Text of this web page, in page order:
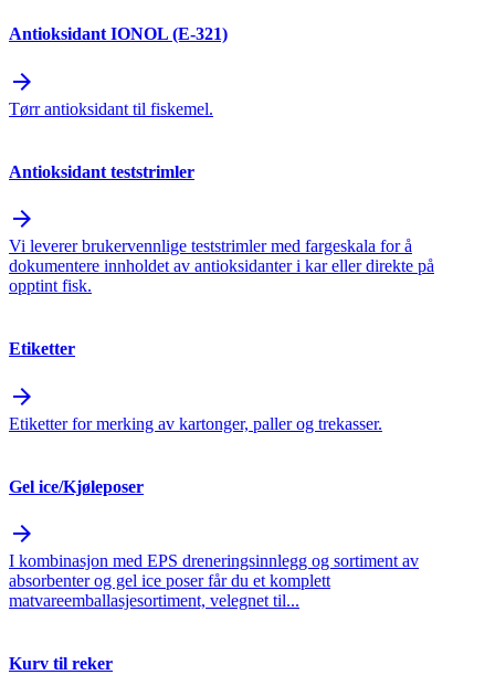
Antioksidant IONOL (E-321)
arrow_forward
Tørr antioksidant til fiskemel.
Antioksidant teststrimler
arrow_forward
Vi leverer brukervennlige teststrimler med fargeskala for å
dokumentere innholdet av antioksidanter i kar eller direkte på
opptint fisk.
Etiketter
arrow_forward
Etiketter for merking av kartonger, paller og trekasser.
Gel ice/Kjøleposer
arrow_forward
I kombinasjon med EPS dreneringsinnlegg og sortiment av
absorbenter og gel ice poser får du et komplett
matvareemballasjesortiment, velegnet til...
Kurv til reker